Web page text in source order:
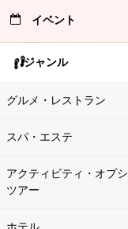
イベント
ジャンル
グルメ・レストラン
スパ・エステ
アクティビティ・オプ
ツアー